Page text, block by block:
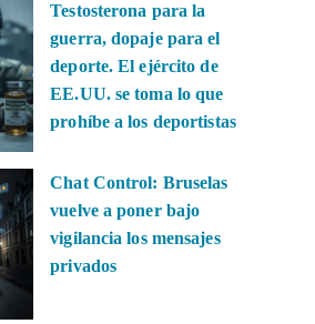
Testosterona para la
guerra, dopaje para el
deporte. El ejército de
EE.UU. se toma lo que
prohíbe a los deportistas
Chat Control: Bruselas
vuelve a poner bajo
vigilancia los mensajes
privados